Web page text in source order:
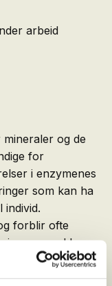
arbeid
og de
for
i enzymenes
som kan ha
forblir ofte
kan
forhold.